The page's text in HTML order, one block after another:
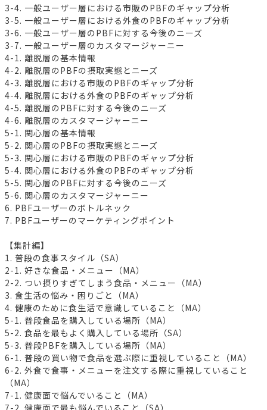
3-4. 一般ユーザー層における市販のPBFのギャップ分析
3-5. 一般ユーザー層における外食のPBFのギャップ分析
3-6. 一般ユーザー層のPBFに対する今後のニーズ
3-7. 一般ユーザー層のカスタマージャーニー
4-1. 離脱層の基本情報
4-2. 離脱層のPBFの摂取実態とニーズ
4-3. 離脱層における市販のPBFのギャップ分析
4-4. 離脱層における外食のPBFのギャップ分析
4-5. 離脱層のPBFに対する今後のニーズ
4-6. 離脱層のカスタマージャーニー
5-1. 関心層の基本情報
5-2. 関心層のPBFの摂取実態とニーズ
5-3. 関心層における市販のPBFのギャップ分析
5-4. 関心層における外食のPBFのギャップ分析
5-5. 関心層のPBFに対する今後のニーズ
5-6. 関心層のカスタマージャーニー
6. PBFユーザーのボトルネック
7. PBFユーザーのマーケティングポイント
【集計編】
1. 普段の食事スタイル（SA）
2-1. 好きな食品・メニュー（MA）
2-2. つい摂りすぎてしまう食品・メニュー（MA）
3. 食生活の悩み・困りごと（MA）
4. 健康のために食生活で意識していること（MA）
5-1. 普段食品を購入している場所（MA）
5-2. 食品を最もよく購入している場所（SA）
5-3. 普段PBFを購入している場所（MA）
6-1. 普段の買い物で食品を選ぶ際に重視していること（MA）
6-2. 外食で食事・メニューを注文する際に重視していること
（MA）
7-1. 健康面で悩んでいること（MA）
7-2. 健康面で最も悩んでいること（SA）